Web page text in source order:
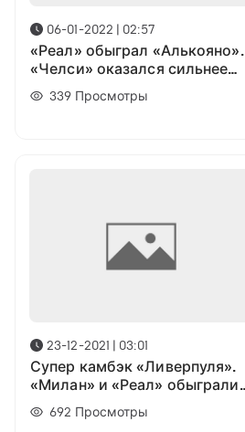
06-01-2022 | 02:57
«Реал» обыграл «Алькояно».
«Челси» оказался сильнее
«Тоттенхэма»: Результаты
игрового дня
339 Просмотры
23-12-2021 | 03:01
Супер камбэк «Ливерпуля».
«Милан» и «Реал» обыграли
соперников: Результаты
игрового дня
692 Просмотры